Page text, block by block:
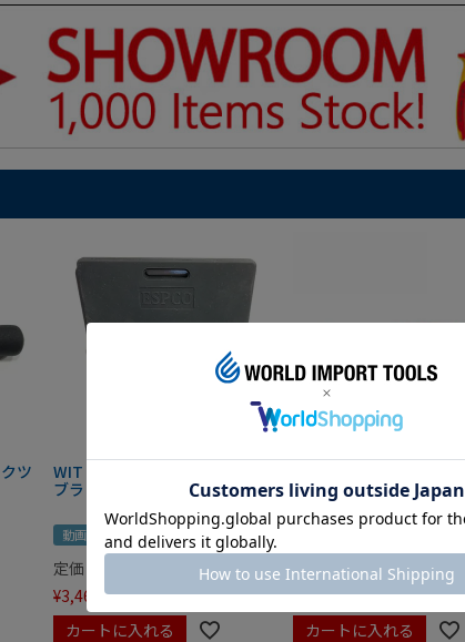
ツ
WIT マグネットツールマット
ブラック
動画あり 夏セール
定価
¥3,465 税込
カートに入れる
セット 8721-250 KNIPEX
定価 ¥9,350
¥6,545税込
カートに入れる